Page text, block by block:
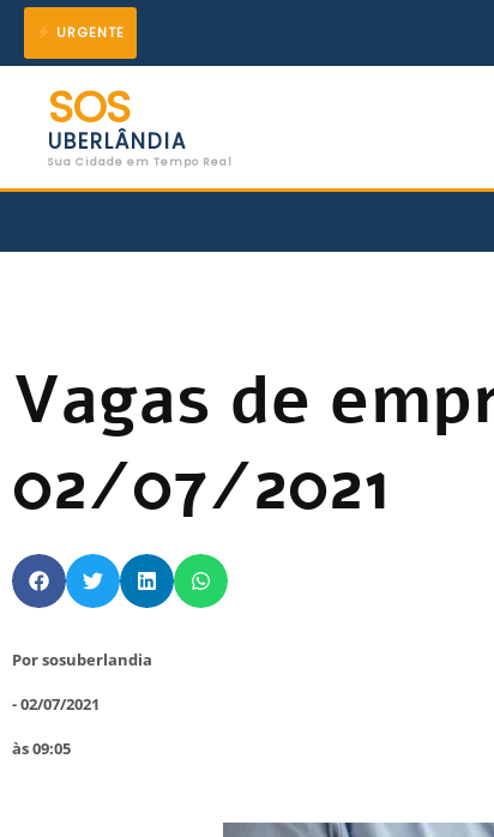
para
conteúdo
URGENTE
SOS
UBERLÂNDIA
Sua Cidade em Tempo Real
Vagas de
02/07/2021
Porsosuberlandia
-02/07/2021
às09:05